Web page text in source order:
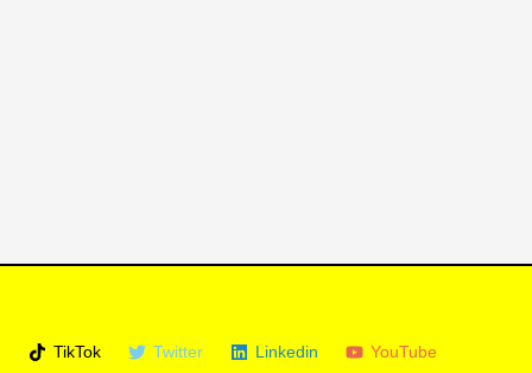
TikTok Twitter Linkedin YouTube